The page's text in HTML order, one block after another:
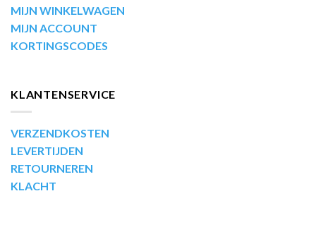
MIJN WINKELWAGEN
MIJN ACCOUNT
KORTINGSCODES
KLANTENSERVICE
VERZENDKOSTEN
LEVERTIJDEN
RETOURNEREN
KLACHT